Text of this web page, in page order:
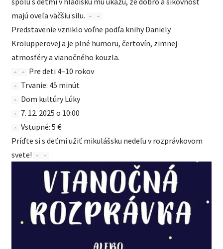
majú oveľa väčšiu silu.
Predstavenie vzniklo voľne podľa knihy Daniely
Krolupperovej a je plné humoru, čertovín, zimnej
atmosféry a vianočného kouzla.
Pre deti 4–10 rokov
Trvanie: 45 minút
Dom kultúry Lúky
7. 12. 2025 o 10:00
Vstupné: 5 €
Príďte si s deťmi užiť mikulášsku nedeľu v rozprávkovom
svete!